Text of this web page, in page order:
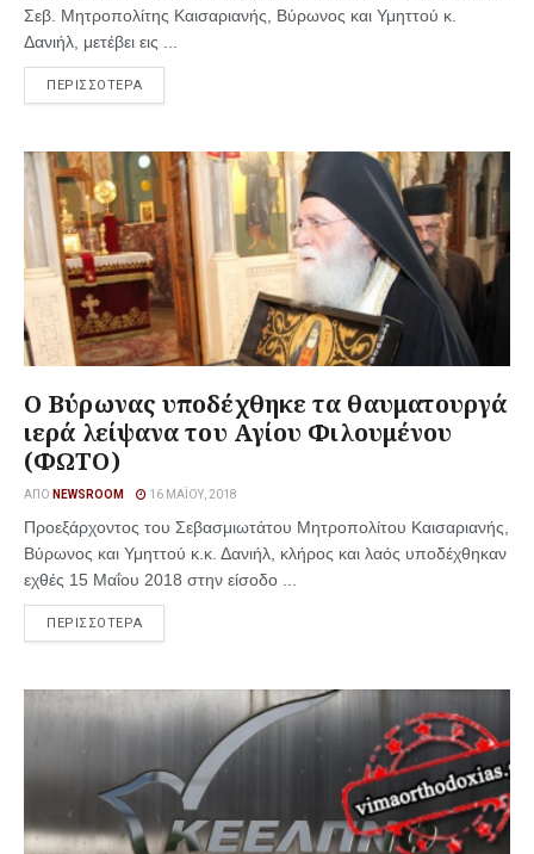
Σεβ. Μητροπολίτης Καισαριανής, Βύρωνος και Υμηττού κ.
Δανιήλ, μετέβει εις ...
ΠΕΡΙΣΣΟΤΕΡΑ
Ο Βύρωνας υποδέχθηκε τα θαυματουργά
ιερά λείψανα του Αγίου Φιλουμένου
(ΦΩΤΟ)
ΑΠΌ NEWSROOM 16 ΜΑΪ́ΟΥ, 2018
Προεξάρχοντος του Σεβασμιωτάτου Μητροπολίτου Καισαριανής,
Βύρωνος και Υμηττού κ.κ. Δανιήλ, κλήρος και λαός υποδέχθηκαν
εχθές 15 Μαΐου 2018 στην είσοδο ...
ΠΕΡΙΣΣΟΤΕΡΑ